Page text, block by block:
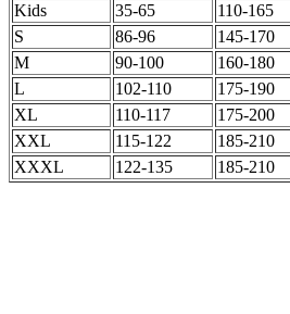
Kids
35-65 110-165
S
86-96 145-170
M
90-100 160-180
L
102-110 175-190
XL
110-117 175-200
XXL
115-122 185-210
XXXL
122-135 185-210